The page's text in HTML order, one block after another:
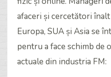
afaceri și cercetători
Europa, SUA și Asia se
pentru a face schimb de
actuale din industria FM: